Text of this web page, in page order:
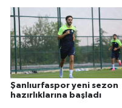
Şanlıurfaspor yeni sezon
hazırlıklarına başladı